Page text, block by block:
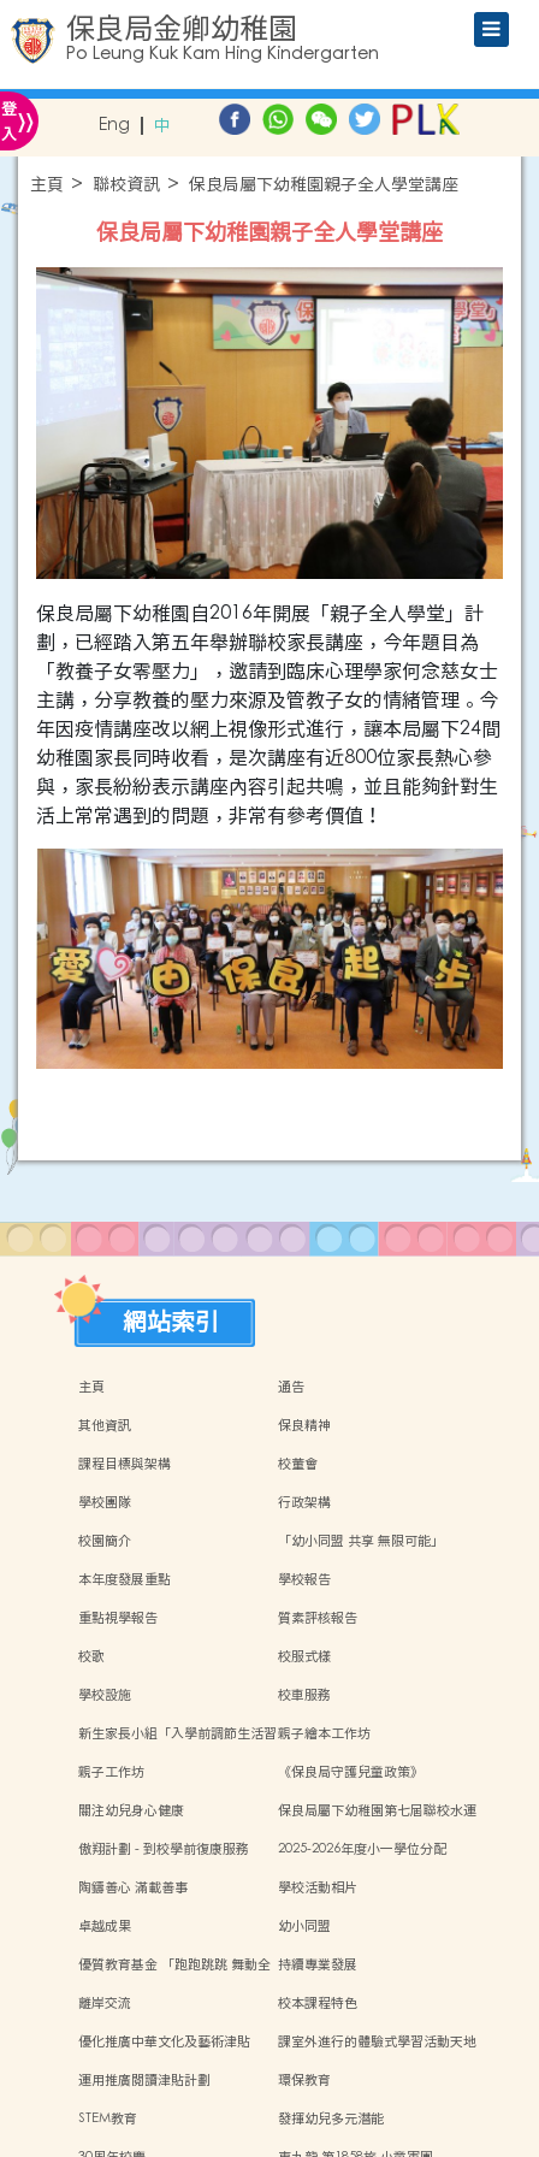
保良局金卿幼稚園
Po Leung Kuk Kam Hing Kindergarten
登
入» Eng 中
主頁 聯校資訊 保良局屬下幼稚園親子全人學堂講座
保良局屬下幼稚園親子全人學堂講座
保良局屬下幼稚園自2016年開展「親子全人學堂」計
劃，已經踏入第五年舉辦聯校家長講座，今年題目為
「教養子女零壓力」，邀請到臨床心理學家何念慈女士
主講，分享教養的壓力來源及管教子女的情緒管理。今
年因疫情講座改以網上視像形式進行，讓本局屬下24間
幼稚園家長同時收看，是次講座有近800位家長熱心參
與，家長紛紛表示講座內容引起共鳴，並且能夠針對生
活上常常遇到的問題，非常有參考價值！
網站索引
主頁
通告
其他資訊
保良精神
課程目標與架構
校董會
學校團隊
行政架構
校園簡介
「幼小同盟 共享 無限可能」
本年度發展重點
學校報告
重點視學報告
質素評核報告
校歌
校服式樣
學校設施
校車服務
新生家長小組「入學前調節生活習親子繪本工作坊
親子工作坊
《保良局守護兒童政策》
關注幼兒身心健康
保良局屬下幼稚園第七屆聯校水運
傲翔計劃 - 到校學前復康服務
2025-2026年度小一學位分配
陶鑄善心 滿載善事
學校活動相片
卓越成果
幼小同盟
優質教育基金 「跑跑跳跳 舞動全 持續專業發展
離岸交流
校本課程特色
優化推廣中華文化及藝術津貼
課室外進行的體驗式學習活動天地
運用推廣閱讀津貼計劃
環保教育
STEM教育
發揮幼兒多元潛能